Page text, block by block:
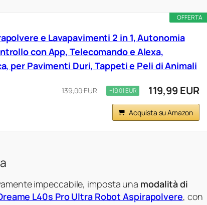
OFFERTA
e Lavapavimenti 2 in 1, Autonomia
con App, Telecomando e Alexa,
per Pavimenti Duri, Tappeti e Peli di Animali
139,00 EUR −19,01 EUR 119,99 EUR
Acquista su Amazon
impeccabile, imposta una modalità di
L40s Pro Ultra Robot Aspirapolvere, con